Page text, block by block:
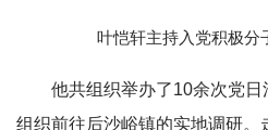
叶恺轩主持入党积极分
他共组织举办了10余次党
组织前往后沙峪镇的实地调研。